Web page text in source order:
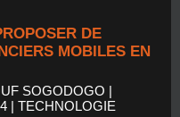
DE
MOBILES EN
SOGODOGO |
|TECHNOLOGIE